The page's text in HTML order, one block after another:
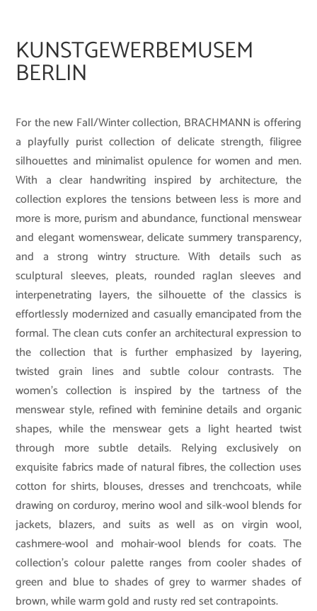
KUNSTGEWERBEMUSEM
BERLIN
For the new Fall/Winter collection, BRACHMANN is offering
a playfully purist collection of delicate strength, filigree
silhouettes and minimalist opulence for women and men.
With a clear handwriting inspired by architecture, the
collection explores the tensions between less is more and
more is more, purism and abundance, functional menswear
and elegant womenswear, delicate summery transparency,
and a strong wintry structure. With details such as
sculptural sleeves, pleats, rounded raglan sleeves and
interpenetrating layers, the silhouette of the classics is
effortlessly modernized and casually emancipated from the
formal. The clean cuts confer an architectural expression to
the collection that is further emphasized by layering,
twisted grain lines and subtle colour contrasts. The
women’s collection is inspired by the tartness of the
menswear style, refined with feminine details and organic
shapes, while the menswear gets a light hearted twist
through more subtle details. Relying exclusively on
exquisite fabrics made of natural fibres, the collection uses
cotton for shirts, blouses, dresses and trenchcoats, while
drawing on corduroy, merino wool and silk-wool blends for
jackets, blazers, and suits as well as on virgin wool,
cashmere-wool and mohair-wool blends for coats. The
collection’s colour palette ranges from cooler shades of
green and blue to shades of grey to warmer shades of
brown, while warm gold and rusty red set contrapoints.